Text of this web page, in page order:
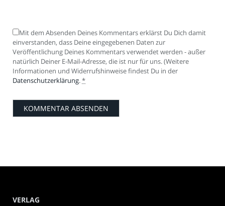
Mit dem Absenden Deines Kommentars erklärst Du Dich damit
einverstanden, dass Deine eingegebenen Daten zur
Veröffentlichung Deines Kommentars verwendet werden - außer
natürlich Deiner E-Mail-Adresse, die ist nur für uns. (Weitere
Informationen und Widerrufshinweise findest Du in der
Datenschutzerklärung.*
VERLAG